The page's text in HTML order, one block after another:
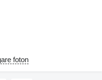
foton